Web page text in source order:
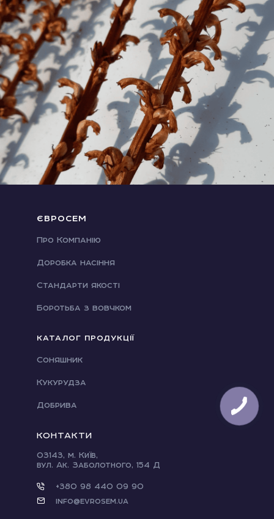
ЄВРОСЕМ
Про Компанію
Доробка насіння
Стандарти якості
Боротьба з вовчком
КАТАЛОГ ПРОДУКЦІЇ
Соняшник
Кукурудза
Добрива
КОНТАКТИ
03143, м. Київ,
вул. Ак. Заболотного, 154 Д
+380 98 440 09 90
info@evrosem.ua